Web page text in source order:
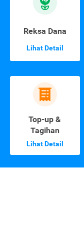
Reksa Dana
Lihat Detail
Top-up &
Tagihan
Lihat Detail